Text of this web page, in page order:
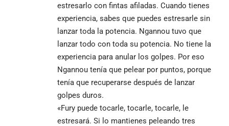
estresarlo con fintas afiladas. Cuando tienes
experiencia, sabes que puedes estresarle sin
lanzar toda la potencia. Ngannou tuvo que
lanzar todo con toda su potencia. No tiene la
experiencia para anular los golpes. Por eso
Ngannou tenía que pelear por puntos, porque
tenía que recuperarse después de lanzar
golpes duros.
«Fury puede tocarle, tocarle, tocarle, le
estresará. Si lo mantienes peleando tres